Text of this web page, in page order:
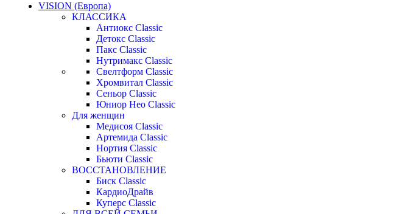
VISION (Европа)
КЛАССИКА
Антиокс Classic
Детокс Classic
Пакс Classic
Нутримакс Classic
Свелтформ Classic
Хромвитал Classic
Сеньор Classic
Юниор Нео Classic
Для женщин
Медисоя Classic
Артемида Classic
Нортия Classic
Бьюти Classic
ВОССТАНОВЛЕНИЕ
Биск Classic
КардиоДрайв
Куперс Classic